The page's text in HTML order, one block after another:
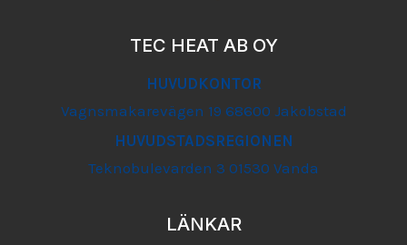
TEC HEAT AB OY
HUVUDKONTOR
Vagnsmakarevägen 19 68600 Jakobstad
HUVUDSTADSREGIONEN
Teknobulevarden 3 01530 Vanda
LÄNKAR